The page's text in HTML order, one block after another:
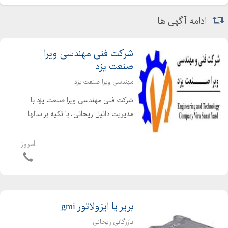
ادامه آگهی ها
شرکت فنی مهندسی ویرا
صنعت یزد
مهندسی ویرا صنعت یزد
شرکت فنی مهندسی ویرا صنعت یزد با
مدیریت دانیل ریحانی، با تکیه بر سالها
برق قدرت، بهعنوان مجموعهای فعال،امروز
بریر یا ایزولاتور gmi
بازرگانی ریحانی